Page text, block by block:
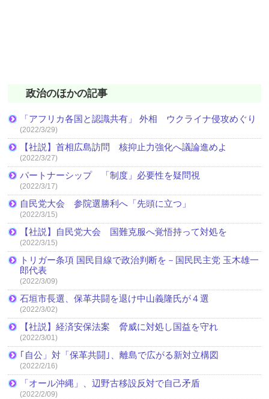
政治のほかの記事
「アフリカ各国と認識共有」 外相 ウクライナ侵攻めぐり
(2022/3/29)
【社説】首相広島訪問 核抑止力強化へ議論進めよ
(2022/3/27)
パートナーシップ 「制度」必要性を疑問視
(2022/3/17)
自民党大会 参院選勝利へ「先頭に立つ」
(2022/3/15)
【社説】自民党大会 国難克服へ覚悟持って対処を
(2022/3/15)
トリガー条項 国民目線で政治判断を－国民民主党 玉木雄一
郎代表
(2022/3/09)
石垣市長選、保革共闘を退け中山義隆氏が４選
(2022/3/02)
【社説】経済安保法案 脅威に対処し国益を守れ
(2022/3/01)
｢自公」対「保革共闘｣、離島で広がる新対立構図
(2022/2/16)
「オール沖縄」、辺野古移設反対で自己矛盾
(2022/2/09)